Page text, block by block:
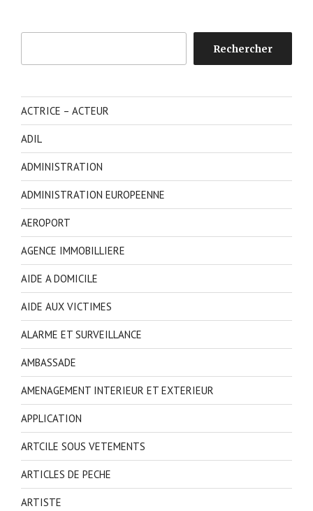
Rechercher
ACTRICE – ACTEUR
ADIL
ADMINISTRATION
ADMINISTRATION EUROPEENNE
AEROPORT
AGENCE IMMOBILLIERE
AIDE A DOMICILE
AIDE AUX VICTIMES
ALARME ET SURVEILLANCE
AMBASSADE
AMENAGEMENT INTERIEUR ET EXTERIEUR
APPLICATION
ARTCILE SOUS VETEMENTS
ARTICLES DE PECHE
ARTISTE